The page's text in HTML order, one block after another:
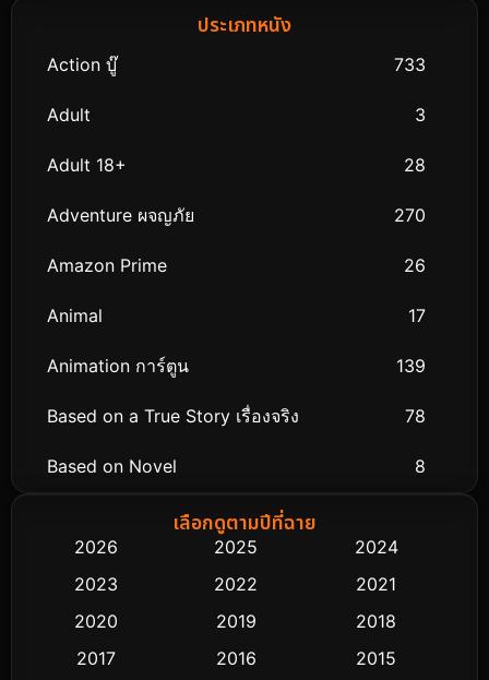
ประเภทหนัง
Action บู๊ 733
Adult 3
Adult 18+ 28
Adventure ผจญภัย 270
Amazon Prime 26
Animal 17
Animation การ์ตูน 139
Based on a True Story เรื่องจริง 78
Based on Novel 8
Biography ชีวิตจริง
Classic หนังคลาสสิก
Comedy ตลก 428
เลือกดูตามปีที่ฉาย
2026 2025
2024
2023
2022
2021
2020
2019
2018
2017
2016
2015